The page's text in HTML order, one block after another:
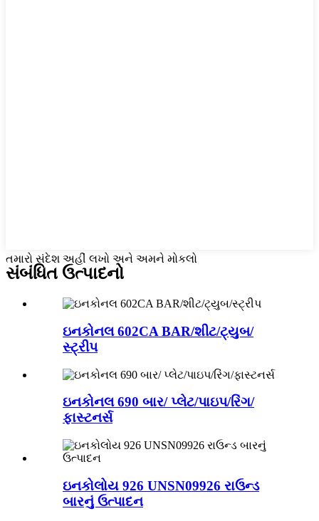
તમારો સંદેશ અહીં લખો અને અમને મોકલો
સંબંધિત ઉત્પાદનો
ઇનકોનલ 602CA BAR/શીટ/ટ્યુબ/
સ્ટ્રીપ
ઇનકોનલ 690 બાર/ પ્લેટ/પાઇપ/રિંગ/
ફાસ્ટનર્સ
ઇનકોલોય 926 UNSN09926 રાઉન્ડ
બારનું ઉત્પાદન